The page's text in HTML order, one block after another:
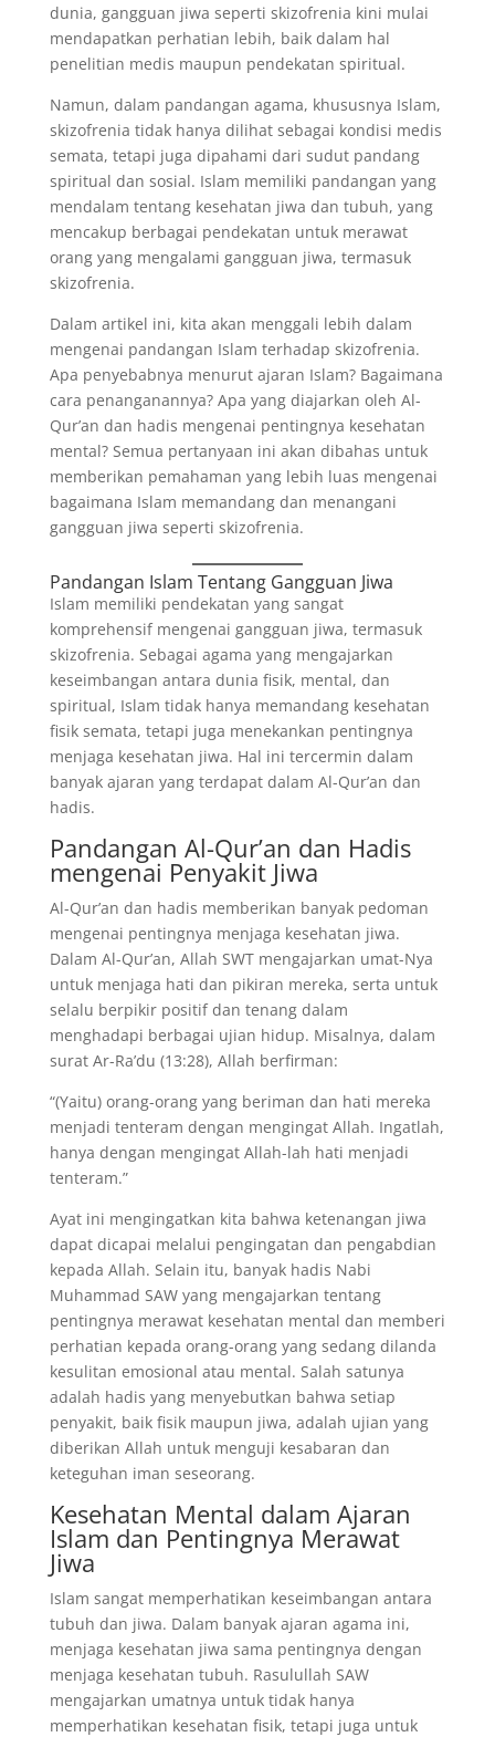
dunia, gangguan jiwa seperti skizofrenia kini mulai
mendapatkan perhatian lebih, baik dalam hal
penelitian medis maupun pendekatan spiritual.
Namun, dalam pandangan agama, khususnya Islam,
skizofrenia tidak hanya dilihat sebagai kondisi medis
semata, tetapi juga dipahami dari sudut pandang
spiritual dan sosial. Islam memiliki pandangan yang
mendalam tentang kesehatan jiwa dan tubuh, yang
mencakup berbagai pendekatan untuk merawat
orang yang mengalami gangguan jiwa, termasuk
skizofrenia.
Dalam artikel ini, kita akan menggali lebih dalam
mengenai pandangan Islam terhadap skizofrenia.
Apa penyebabnya menurut ajaran Islam? Bagaimana
cara penanganannya? Apa yang diajarkan oleh Al-
Qur’an dan hadis mengenai pentingnya kesehatan
mental? Semua pertanyaan ini akan dibahas untuk
memberikan pemahaman yang lebih luas mengenai
bagaimana Islam memandang dan menangani
gangguan jiwa seperti skizofrenia.
Pandangan Islam Tentang Gangguan Jiwa
Islam memiliki pendekatan yang sangat
komprehensif mengenai gangguan jiwa, termasuk
skizofrenia. Sebagai agama yang mengajarkan
keseimbangan antara dunia fisik, mental, dan
spiritual, Islam tidak hanya memandang kesehatan
fisik semata, tetapi juga menekankan pentingnya
menjaga kesehatan jiwa. Hal ini tercermin dalam
banyak ajaran yang terdapat dalam Al-Qur’an dan
hadis.
Pandangan Al-Qur’an dan Hadis
mengenai Penyakit Jiwa
Al-Qur’an dan hadis memberikan banyak pedoman
mengenai pentingnya menjaga kesehatan jiwa.
Dalam Al-Qur’an, Allah SWT mengajarkan umat-Nya
untuk menjaga hati dan pikiran mereka, serta untuk
selalu berpikir positif dan tenang dalam
menghadapi berbagai ujian hidup. Misalnya, dalam
surat Ar-Ra’du (13:28), Allah berfirman:
“(Yaitu) orang-orang yang beriman dan hati mereka
menjadi tenteram dengan mengingat Allah. Ingatlah,
hanya dengan mengingat Allah-lah hati menjadi
tenteram.”
Ayat ini mengingatkan kita bahwa ketenangan jiwa
dapat dicapai melalui pengingatan dan pengabdian
kepada Allah. Selain itu, banyak hadis Nabi
Muhammad SAW yang mengajarkan tentang
pentingnya merawat kesehatan mental dan memberi
perhatian kepada orang-orang yang sedang dilanda
kesulitan emosional atau mental. Salah satunya
adalah hadis yang menyebutkan bahwa setiap
penyakit, baik fisik maupun jiwa, adalah ujian yang
diberikan Allah untuk menguji kesabaran dan
keteguhan iman seseorang.
Kesehatan Mental dalam Ajaran
Islam dan Pentingnya Merawat
Jiwa
Islam sangat memperhatikan keseimbangan antara
tubuh dan jiwa. Dalam banyak ajaran agama ini,
menjaga kesehatan jiwa sama pentingnya dengan
menjaga kesehatan tubuh. Rasulullah SAW
mengajarkan umatnya untuk tidak hanya
memperhatikan kesehatan fisik, tetapi juga untuk